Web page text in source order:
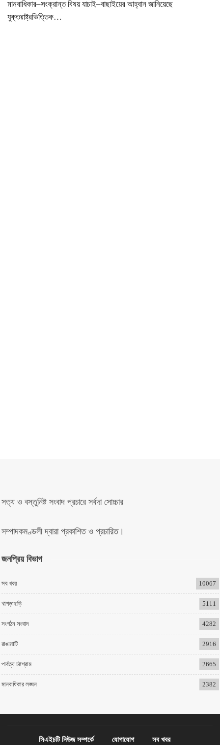
মানবাধিকার–সংক্রান্ত বিষয় যাচাই–বাছাইয়ের আহ্বান জানিয়েছে
যুক্তরাষ্ট্রভিত্তিক…
সত্য ও বস্তুনিষ্ট সংবাদ প্রচারে সর্বদা সোচ্চার
সম্পাদকমণ্ডলী দ্বারা প্রকাশিত ও প্রচারিত।
জনপ্রিয় বিভাগ
সব খবর 10067
খাগড়াছড়ি 5111
সংগঠন সংবাদ 4282
রাঙামাটি 2916
পার্বত্য চট্টগ্রাম 2665
মানবাধিকার লঙ্ঘন 2382
সিএইচটি নিউজ সম্পর্কে যোগাযোগ সব খবর